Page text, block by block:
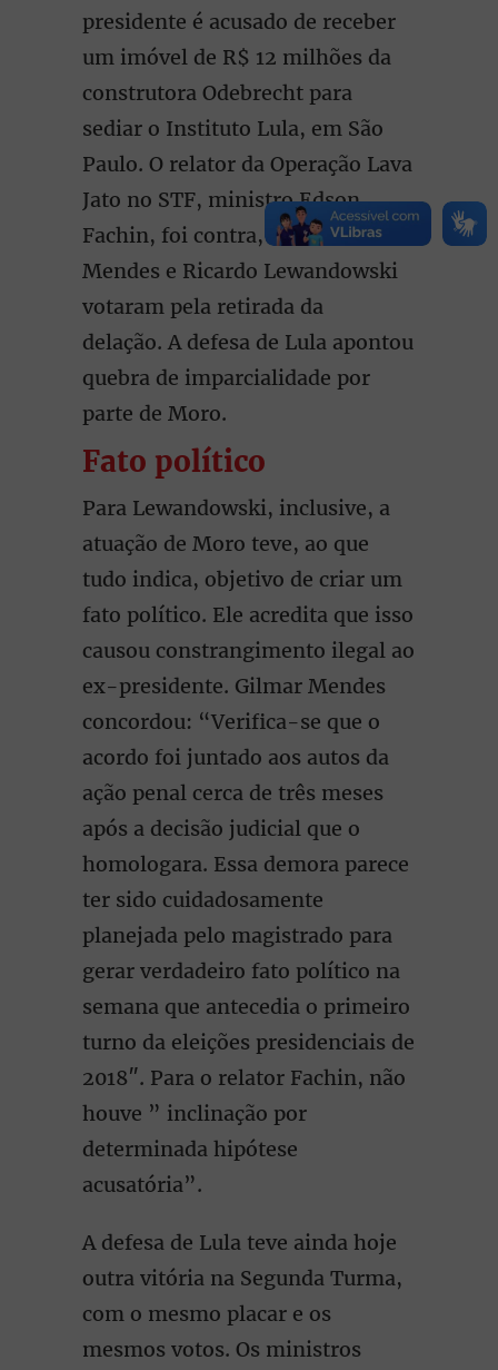
presidente é acusado de receber
um imóvel de R$ 12 milhões da
construtora Odebrecht para
sediar o Instituto Lula, em São
Paulo. O relator da Operação Lava
Jato no STF, ministro Edson
Fachin, foi contra, mas Gilmar
Mendes e Ricardo Lewandowski
votaram pela retirada da
delação. A defesa de Lula apontou
quebra de imparcialidade por
parte de Moro.
Fato político
Para Lewandowski, inclusive, a
atuação de Moro teve, ao que
tudo indica, objetivo de criar um
fato político. Ele acredita que isso
causou constrangimento ilegal ao
ex-presidente. Gilmar Mendes
concordou: “Verifica-se que o
acordo foi juntado aos autos da
ação penal cerca de três meses
após a decisão judicial que o
homologara. Essa demora parece
ter sido cuidadosamente
planejada pelo magistrado para
gerar verdadeiro fato político na
semana que antecedia o primeiro
turno da eleições presidenciais de
2018″. Para o relator Fachin, não
houve ” inclinação por
determinada hipótese
acusatória”.
A defesa de Lula teve ainda hoje
outra vitória na Segunda Turma,
com o mesmo placar e os
mesmos votos. Os ministros